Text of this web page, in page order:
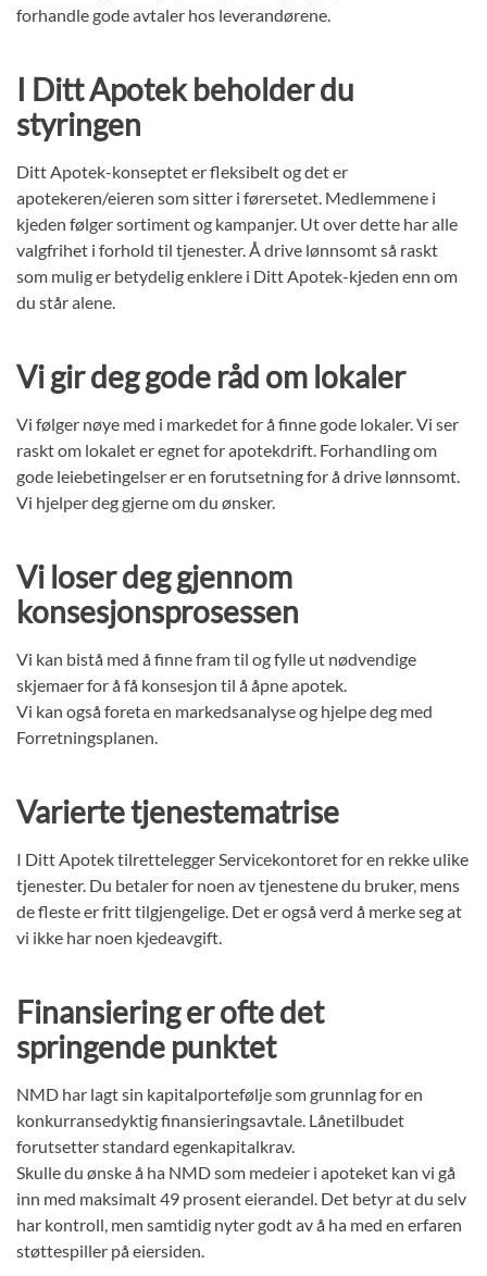
forhandle gode avtaler hos leverandørene.
I Ditt Apotek beholder du
styringen
Ditt Apotek-konseptet er fleksibelt og det er
apotekeren/eieren som sitter i førersetet. Medlemmene i
kjeden følger sortiment og kampanjer. Ut over dette har alle
valgfrihet i forhold til tjenester. Å drive lønnsomt så raskt
som mulig er betydelig enklere i Ditt Apotek-kjeden enn om
du står alene.
Vi gir deg gode råd om lokaler
Vi følger nøye med i markedet for å finne gode lokaler. Vi ser
raskt om lokalet er egnet for apotekdrift. Forhandling om
gode leiebetingelser er en forutsetning for å drive lønnsomt.
Vi hjelper deg gjerne om du ønsker.
Vi loser deg gjennom
konsesjonsprosessen
Vi kan bistå med å finne fram til og fylle ut nødvendige
skjemaer for å få konsesjon til å åpne apotek.
Vi kan også foreta en markedsanalyse og hjelpe deg med
Forretningsplanen.
Varierte tjenestematrise
I Ditt Apotek tilrettelegger Servicekontoret for en rekke ulike
tjenester. Du betaler for noen av tjenestene du bruker, mens
de fleste er fritt tilgjengelige. Det er også verd å merke seg at
vi ikke har noen kjedeavgift.
Finansiering er ofte det
springende punktet
NMD har lagt sin kapitalportefølje som grunnlag for en
konkurransedyktig finansieringsavtale. Lånetilbudet
forutsetter standard egenkapitalkrav.
Skulle du ønske å ha NMD som medeier i apoteket kan vi gå
inn med maksimalt 49 prosent eierandel. Det betyr at du selv
har kontroll, men samtidig nyter godt av å ha med en erfaren
støttespiller på eiersiden.